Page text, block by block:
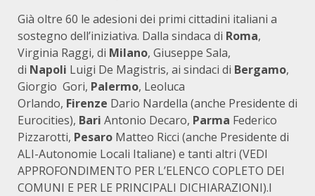
Già oltre 60 le adesioni dei primi cittadini italiani a
sostegno dell’iniziativa. Dalla sindaca di Roma,
Virginia Raggi, di Milano, Giuseppe Sala,
di Napoli Luigi De Magistris, ai sindaci di Bergamo,
Giorgio Gori, Palermo, Leoluca
Orlando, Firenze Dario Nardella (anche Presidente di
Eurocities), Bari Antonio Decaro, Parma Federico
Pizzarotti, Pesaro Matteo Ricci (anche Presidente di
ALI-Autonomie Locali Italiane) e tanti altri (VEDI
APPROFONDIMENTO PER L’ELENCO COPLETO DEI
COMUNI E PER LE PRINCIPALI DICHIARAZIONI).I